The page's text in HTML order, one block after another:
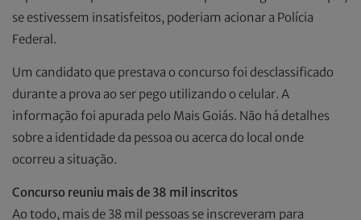
se estivessem insatisfeitos, poderiam acionar a Polícia
Federal.
Um candidato que prestava o concurso foi desclassificado
durante a prova ao ser pego utilizando o celular. A
informação foi apurada pelo Mais Goiás. Não há detalhes
sobre a identidade da pessoa ou acerca do local onde
ocorreu a situação.
Concurso reuniu mais de 38 mil inscritos
Ao todo, mais de 38 mil pessoas se inscreveram para